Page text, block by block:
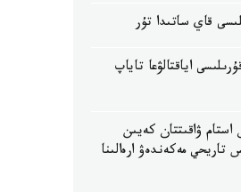
قاي ساتىدا تۇر
اياقتالۋعا تاياپ
جىلدان استام ۋاقىتتان كەيىن
مەكەندەۋ ارەالىنا